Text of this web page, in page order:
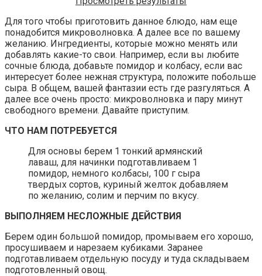
Для того чтобы приготовить данное блюдо, нам еще
понадобится микроволновка. А далее все по вашему
желанию. Ингредиенты, которые можно менять или
добавлять какие-то свои. Например, если вы любите
сочные блюда, добавьте помидор и колбасу, если вас
интересует более нежная структура, положите побольше
сыра. В общем, вашей фантазии есть где разгуляться. А
далее все очень просто: микроволновка и пару минут
свободного времени. Давайте приступим.
ЧТО НАМ ПОТРЕБУЕТСЯ
Для основы берем 1 тонкий армянский
лаваш, для начинки подготавливаем 1
помидор, немного колбасы, 100 г сыра
твердых сортов, куриный желток добавляем
по желанию, солим и перчим по вкусу.
ВЫПОЛНЯЕМ НЕСЛОЖНЫЕ ДЕЙСТВИЯ
Берем один большой помидор, промываем его хорошо,
просушиваем и нарезаем кубиками. Заранее
подготавливаем отдельную посуду и туда складываем
подготовленный овощ.